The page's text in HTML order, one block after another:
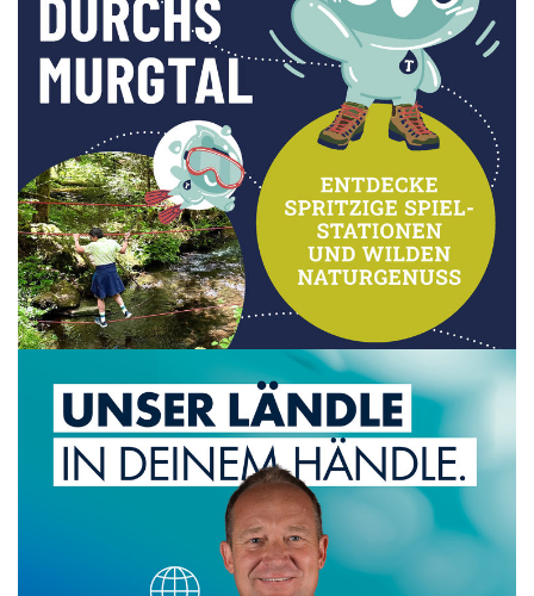
Fachkräfte von morgen.
Mehr
Murgtalpfad
Murgtalpfad
Das einzigartige Murgtal neu erleben